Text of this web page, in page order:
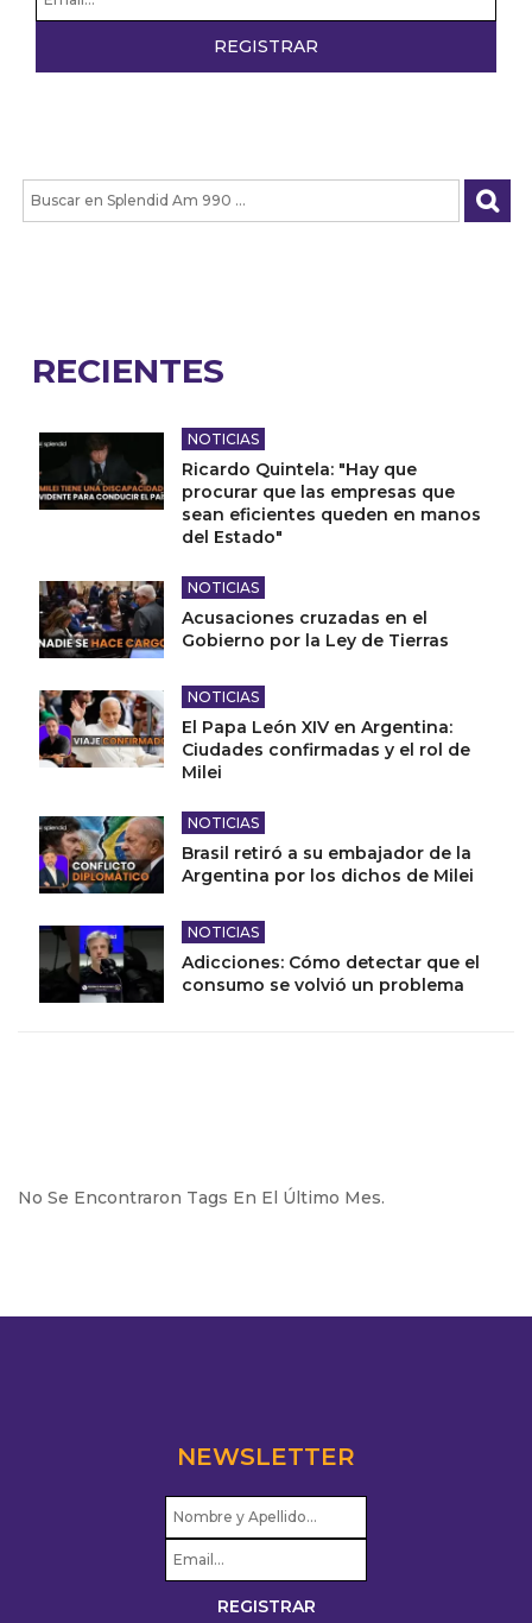
RECIENTES
NOTICIAS
Ricardo Quintela: "Hay que
procurar que las empresas que
sean eficientes queden en manos
del Estado"
NOTICIAS
Acusaciones cruzadas en el
Gobierno por la Ley de Tierras
NOTICIAS
El Papa León XIV en Argentina:
Ciudades confirmadas y el rol de
Milei
NOTICIAS
Brasil retiró a su embajador de la
Argentina por los dichos de Milei
NOTICIAS
Adicciones: Cómo detectar que el
consumo se volvió un problema
No Se Encontraron Tags En El Último Mes.
NEWSLETTER